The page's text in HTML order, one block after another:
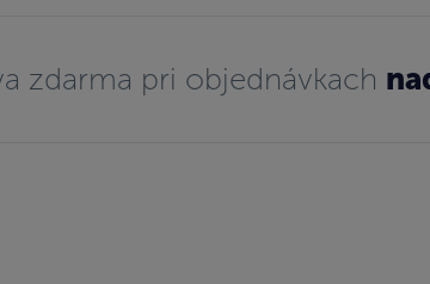
zdarma pri objednávkach